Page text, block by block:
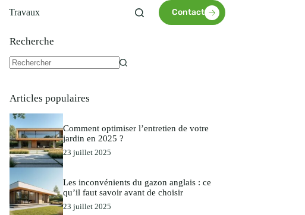
Travaux Contact
Recherche
Articles populaires
Comment optimiser l’entretien de votre
jardin en 2025 ?
23 juillet 2025
Les inconvénients du gazon anglais : ce
qu’il faut savoir avant de choisir
23 juillet 2025